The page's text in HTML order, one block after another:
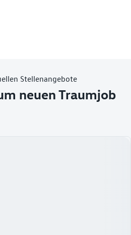
Stellenangebote
neuen Traumjob